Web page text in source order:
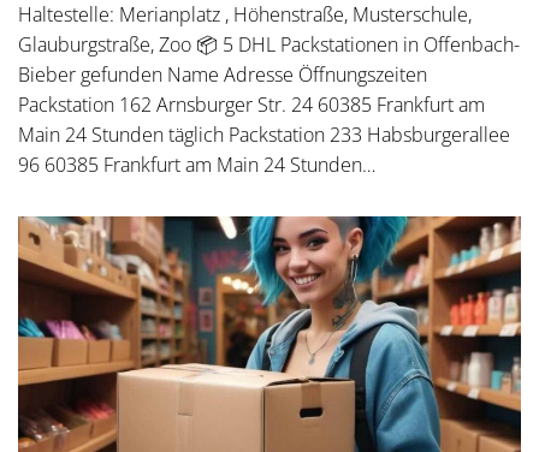
Haltestelle: Merianplatz , Höhenstraße, Musterschule,
Glauburgstraße, Zoo 📦 5 DHL Packstationen in Offenbach-
Bieber gefunden Name Adresse Öffnungszeiten
Packstation 162 Arnsburger Str. 24 60385 Frankfurt am
Main 24 Stunden täglich Packstation 233 Habsburgerallee
96 60385 Frankfurt am Main 24 Stunden…